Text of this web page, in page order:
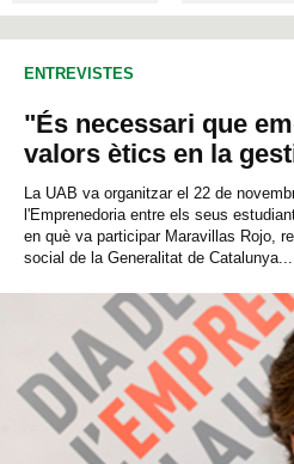
ENTREVISTES
"És necessari que
valors ètics en la
La UAB va organitzar el 22 de
l'Emprenedoria entre els seus
en què va participar Maravillas Rojo,
social de la Generalitat de